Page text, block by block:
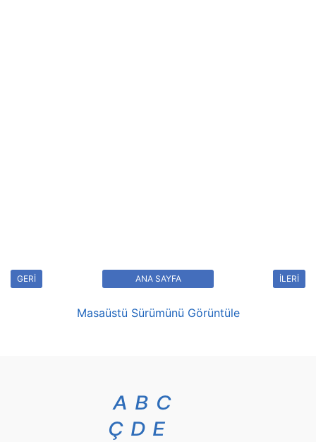
GERİ İLERİ
ANA SAYFA
Masaüstü Sürümünü Görüntüle
A B C
Ç D E